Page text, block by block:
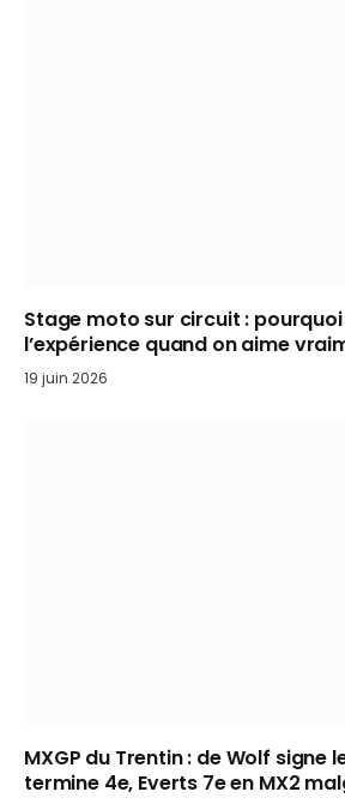
Stage moto sur circuit :
l’expérience quand on aime
19 juin 2026
MXGP du Trentin : de Wolf signe
termine 4e, Everts 7e en MX2